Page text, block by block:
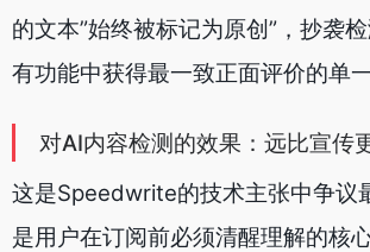
的文本”始终被标记为原创”，抄袭
有功能中获得最一致正面评价的单一
对AI内容检测的效果：远比宣传
这是Speedwrite的技术主张中争议
是用户在订阅前必须清醒理解的核心